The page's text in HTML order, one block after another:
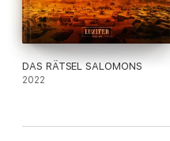
DAS RÄTSEL SALOMONS
2022